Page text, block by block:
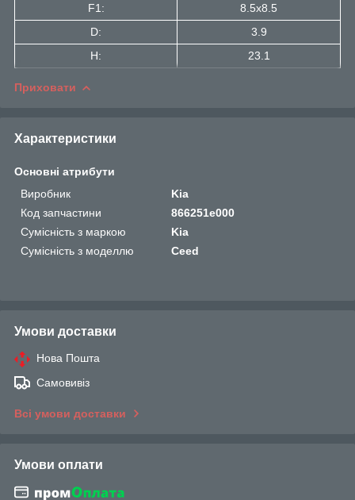
F1:
8.5x8.5
D:
3.9
H:
23.1
Приховати
Характеристики
Основні атрибути
Виробник
Kia
Код запчастини
866251e000
Сумісність з маркою
Kia
Сумісність з моделлю
Ceed
Умови доставки
Нова Пошта
Самовивіз
Всі умови доставки
Умови оплати